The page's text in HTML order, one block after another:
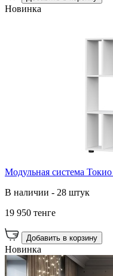
Новинка
Модульная система
В наличии - 28 штук
19 950 тенге
Добавить в корзину
Новинка